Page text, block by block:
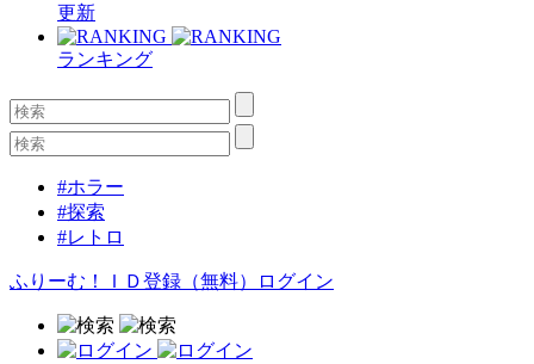
更新
ランキング
#ホラー
#探索
#レトロ
ふりーむ！ＩＤ登録（無料） ログイン